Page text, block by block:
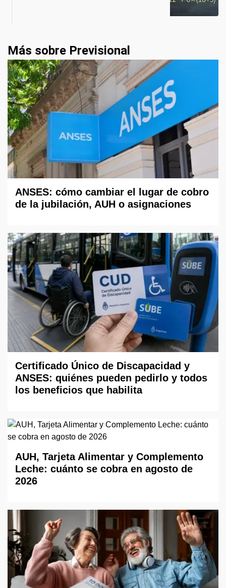
Más sobre Previsional
ANSES: cómo cambiar el lugar de cobro
de la jubilación, AUH o asignaciones
Certificado Único de Discapacidad y
ANSES: quiénes pueden pedirlo y todos
los beneficios que habilita
AUH, Tarjeta Alimentar y Complemento
Leche: cuánto se cobra en agosto de
2026